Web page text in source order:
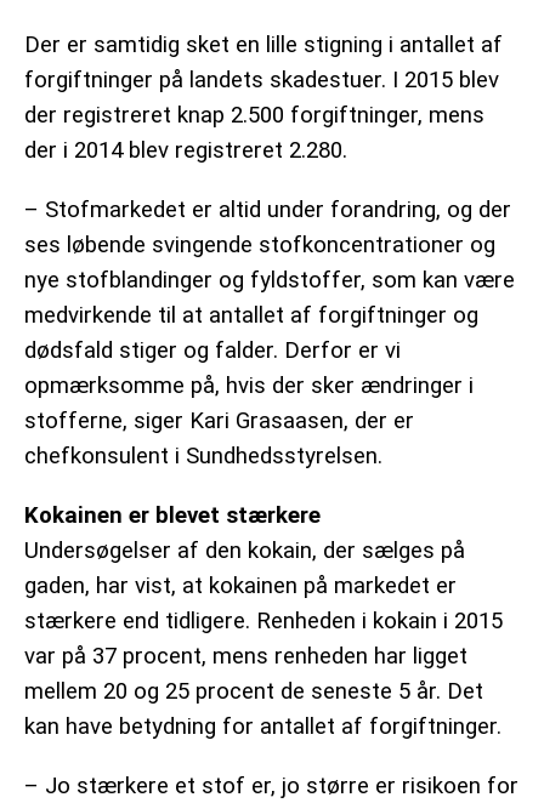
Der er samtidig sket en lille stigning i antallet af
forgiftninger på landets skadestuer. I 2015 blev
der registreret knap 2.500 forgiftninger, mens
der i 2014 blev registreret 2.280.
– Stofmarkedet er altid under forandring, og der
ses løbende svingende stofkoncentrationer og
nye stofblandinger og fyldstoffer, som kan være
medvirkende til at antallet af forgiftninger og
dødsfald stiger og falder. Derfor er vi
opmærksomme på, hvis der sker ændringer i
stofferne, siger Kari Grasaasen, der er
chefkonsulent i Sundhedsstyrelsen.
Kokainen er blevet stærkere
Undersøgelser af den kokain, der sælges på
gaden, har vist, at kokainen på markedet er
stærkere end tidligere. Renheden i kokain i 2015
var på 37 procent, mens renheden har ligget
mellem 20 og 25 procent de seneste 5 år. Det
kan have betydning for antallet af forgiftninger.
– Jo stærkere et stof er, jo større er risikoen for